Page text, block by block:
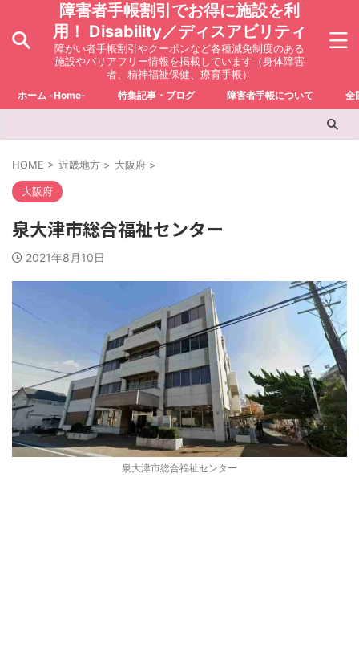
障害者手帳割引でお得に施設を利
用！ Disability／ディスアビリティ
障がい者手帳割引やクーポンなど各種減免制度のある
施設やバリアフリー情報を掲載しています（身体障害
者、精神福祉保健、療育手帳）
ホーム -Home- 特集記事・ブログ 障害者手帳について 全
HOME > 近畿地方 > 大阪府 >
大阪府
泉大津市総合福祉センター
2021年8月10日
泉大津市総合福祉センター